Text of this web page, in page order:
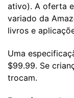
ativo). A oferta
variado da
livros e
Uma
$99.99. Se
trocam.